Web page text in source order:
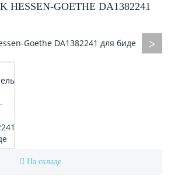
GOETHE DA1382241
На складе